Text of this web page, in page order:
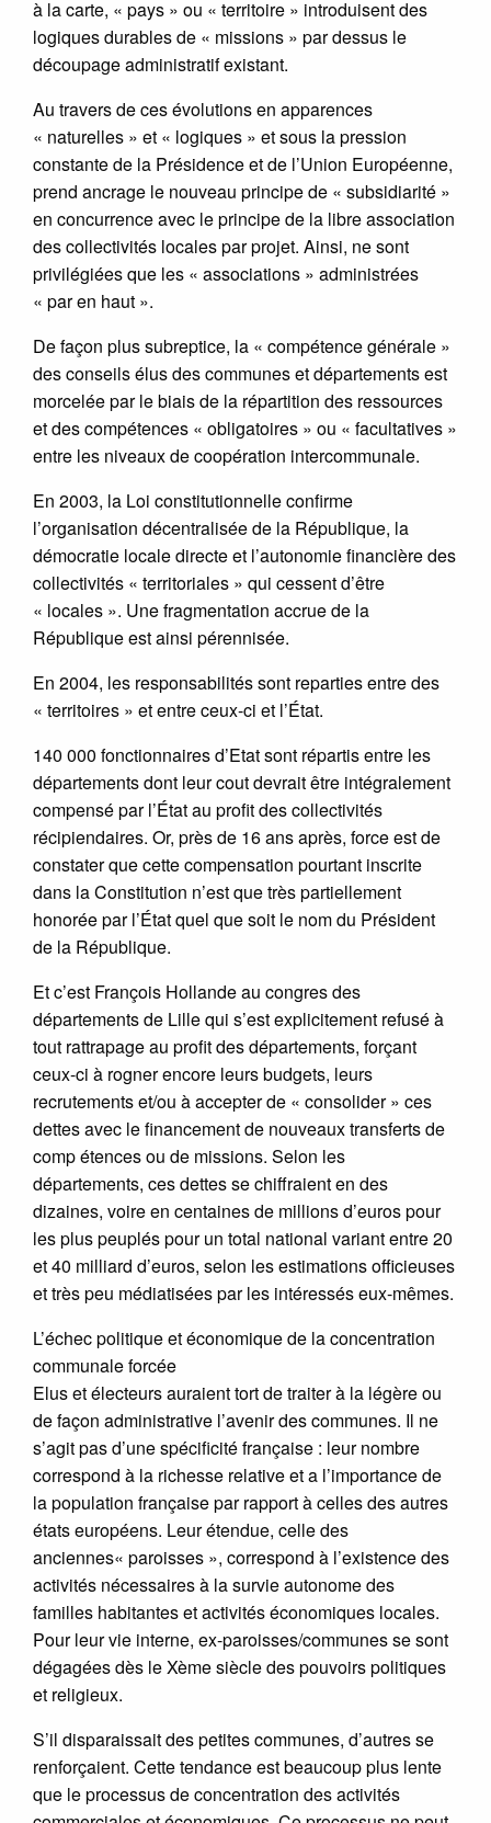
à la carte, « pays » ou « territoire » introduisent des
logiques durables de « missions » par dessus le
découpage administratif existant.
Au travers de ces évolutions en apparences
« naturelles » et « logiques » et sous la pression
constante de la Présidence et de l’Union Européenne,
prend ancrage le nouveau principe de « subsidiarité »
en concurrence avec le principe de la libre association
des collectivités locales par projet. Ainsi, ne sont
privilégiées que les « associations » administrées
« par en haut ».
De façon plus subreptice, la « compétence générale »
des conseils élus des communes et départements est
morcelée par le biais de la répartition des ressources
et des compétences « obligatoires » ou « facultatives »
entre les niveaux de coopération intercommunale.
En 2003, la Loi constitutionnelle confirme
l’organisation décentralisée de la République, la
démocratie locale directe et l’autonomie financière des
collectivités « territoriales » qui cessent d’être
« locales ». Une fragmentation accrue de la
République est ainsi pérennisée.
En 2004, les responsabilités sont reparties entre des
« territoires » et entre ceux-ci et l’État.
140 000 fonctionnaires d’Etat sont répartis entre les
départements dont leur cout devrait être intégralement
compensé par l’État au profit des collectivités
récipiendaires. Or, près de 16 ans après, force est de
constater que cette compensation pourtant inscrite
dans la Constitution n’est que très partiellement
honorée par l’État quel que soit le nom du Président
de la République.
Et c’est François Hollande au congres des
départements de Lille qui s’est explicitement refusé à
tout rattrapage au profit des départements, forçant
ceux-ci à rogner encore leurs budgets, leurs
recrutements et/ou à accepter de « consolider » ces
dettes avec le financement de nouveaux transferts de
comp étences ou de missions. Selon les
départements, ces dettes se chiffraient en des
dizaines, voire en centaines de millions d’euros pour
les plus peuplés pour un total national variant entre 20
et 40 milliard d’euros, selon les estimations officieuses
et très peu médiatisées par les intéressés eux-mêmes.
L’échec politique et économique de la concentration
communale forcée
Elus et électeurs auraient tort de traiter à la légère ou
de façon administrative l’avenir des communes. Il ne
s’agit pas d’une spécificité française : leur nombre
correspond à la richesse relative et a l’importance de
la population française par rapport à celles des autres
états européens. Leur étendue, celle des
anciennes« paroisses », correspond à l’existence des
activités nécessaires à la survie autonome des
familles habitantes et activités économiques locales.
Pour leur vie interne, ex-paroisses/communes se sont
dégagées dès le Xème siècle des pouvoirs politiques
et religieux.
S’il disparaissait des petites communes, d’autres se
renforçaient. Cette tendance est beaucoup plus lente
que le processus de concentration des activités